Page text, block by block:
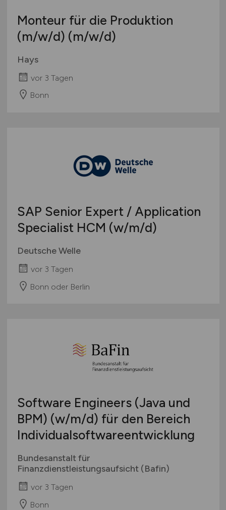
Monteur für die Produktion
(m/w/d) (m/w/d)
Hays
vor 3 Tagen
Bonn
SAP Senior Expert / Application
Specialist HCM (w/m/d)
Deutsche Welle
vor 3 Tagen
Bonn oder Berlin
Software Engineers (Java und
BPM) (w/m/d) für den Bereich
Individualsoftwareentwicklung
Bundesanstalt für
Finanzdienstleistungsaufsicht (Bafin)
vor 3 Tagen
Bonn